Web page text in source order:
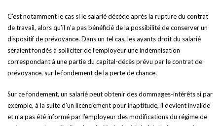
C’est notamment le cas si le salarié décède après la rupture du contrat
de travail, alors qu’il n’a pas bénéficié de la possibilité de conserver un
dispositif de prévoyance. Dans un tel cas, les ayants droit du salarié
seraient fondés à solliciter de l’employeur une indemnisation
correspondant à une partie du capital-décès prévu par le contrat de
prévoyance, sur le fondement de la perte de chance.
Sur ce fondement, un salarié peut obtenir des dommages-intérêts si par
exemple, à la suite d’un licenciement pour inaptitude, il devient invalide
et n’a pas été informé par l’employeur des modifications du régime de